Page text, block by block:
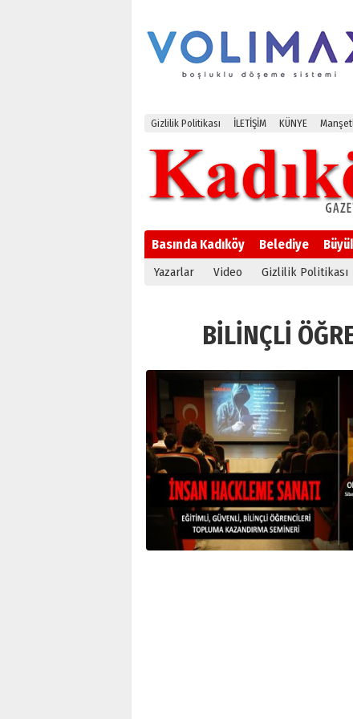
Gizlilik Politikası İLETİŞİM KÜNYE
Basında Kadıköy Belediye
Yazarlar Video Gizlilik Politikası
BİLİNÇLİ